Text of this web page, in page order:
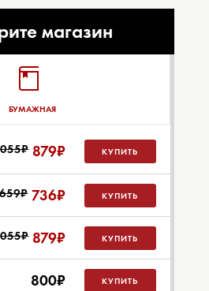
магазин
БУМАЖНАЯ
879₽ КУПИТЬ
736₽ КУПИТЬ
879₽ КУПИТЬ
800₽ КУПИТЬ